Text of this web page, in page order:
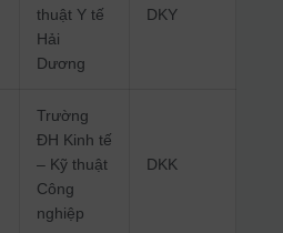
thuật Y tế
Hải
Dương
DKY
Trường
ĐH Kinh tế
– Kỹ thuật
Công
nghiệp
DKK